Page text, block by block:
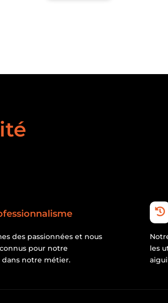
des passionnées et nous
pour notre
notre métier.

les